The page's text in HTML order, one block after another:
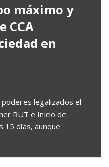
máximo y
CCA
en
poderes legalizados el
RUT e Inicio de
15 días, aunque